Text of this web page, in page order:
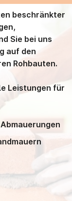
beschränkter
Sie bei uns
auf den
Rohbauten.
Leistungen für